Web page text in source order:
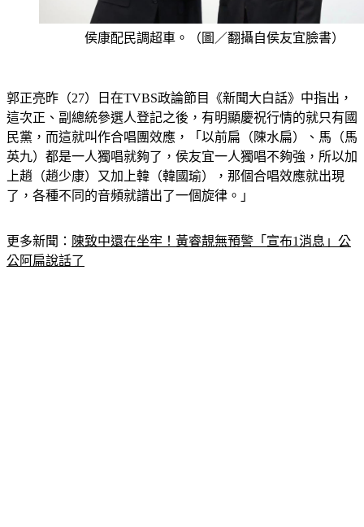
侯康配民調超車。（圖／翻攝自侯友宜臉書）
郭正亮昨（27）日在TVBS政論節目《新聞大白話》中指出，
這次正、副總統參選人登記之後，有明顯慶祝行情的就只有國
民黨，而這就叫作合唱團效應，「以前扁（陳水扁）、馬（馬
英九）都是一人獨唱就夠了，侯友宜一人獨唱不夠強，所以加
上趙（趙少康）又加上韓（韓國瑜），那個合唱效應就出現
了，各種不同的音頻就譜出了一個旋律。」
更多新聞： 陳致中還在坐牢！黃睿靚無預警「宣布1消息」公
公阿扁說話了